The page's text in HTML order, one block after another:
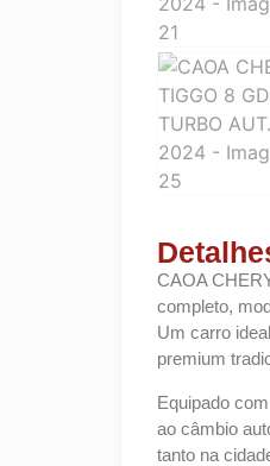
CAOA
completo,
Um carro
premium
Equipado
ao câmbio
tanto na